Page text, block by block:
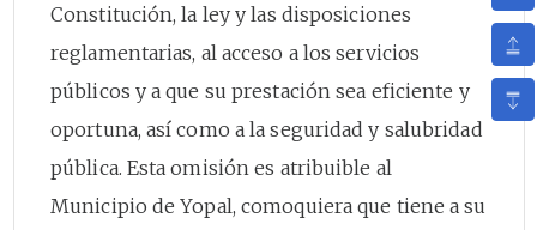
Constitución, la ley y las disposiciones
reglamentarias, al acceso a los servicios
públicos y a que su prestación sea eficiente y
oportuna, así como a la seguridad y salubridad
pública. Esta omisión es atribuible al
Municipio de Yopal, comoquiera que tiene a su